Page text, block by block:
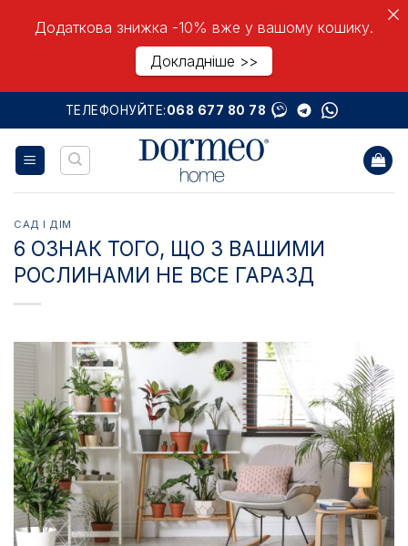
Додаткова знижка -10% вже у вашому кошику.
Докладніше >>
to
content
ТЕЛЕФОНУЙТЕ:068 677 80 78
САД І ДІМ
6 ОЗНАК ТОГО, ЩО З ВАШИМИ
РОСЛИНАМИ НЕ ВСЕ ГАРАЗД